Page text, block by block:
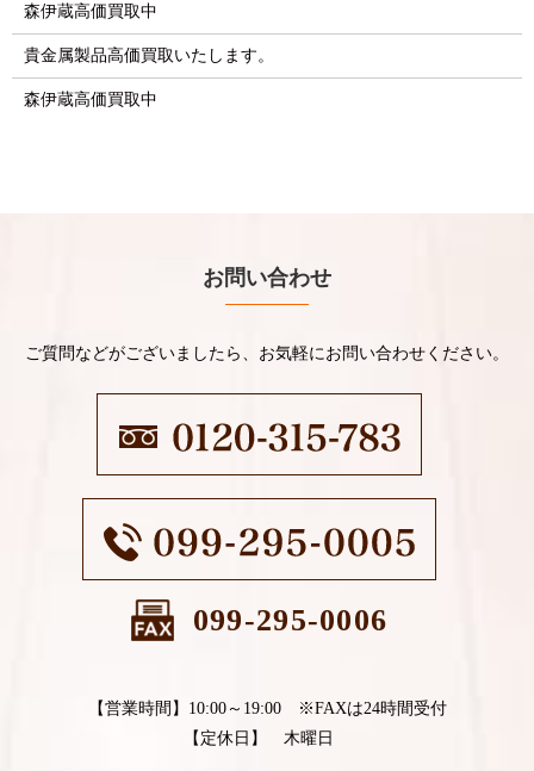
森伊蔵高価買取中
貴金属製品高価買取いたします。
森伊蔵高価買取中
お問い合わせ
ご質問などがございましたら、お気軽にお問い合わせください。
099-295-0006
【営業時間】10:00～19:00 ※FAXは24時間受付
【定休日】 木曜日